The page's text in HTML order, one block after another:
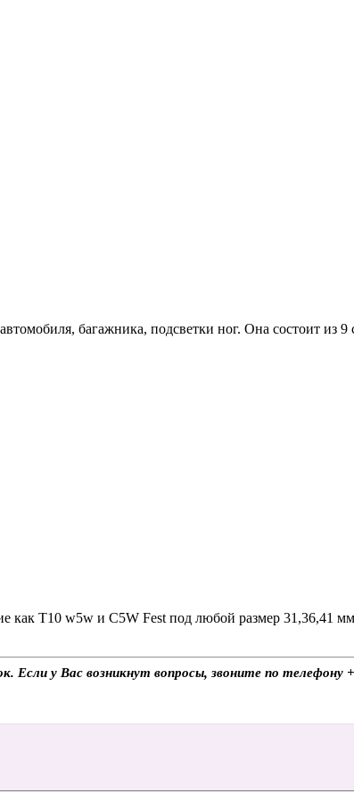
багажника, подсветки ног. Она состоит из
как Т10 w5w и С5W Fest под любой размер 31,36,41
Если у Вас возникнут вопросы, звоните по